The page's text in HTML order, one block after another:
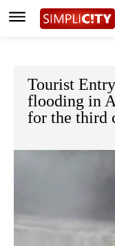
Tourist
flooding in
for the third